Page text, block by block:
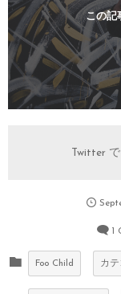
この記
Twitter で
Foo Child カ